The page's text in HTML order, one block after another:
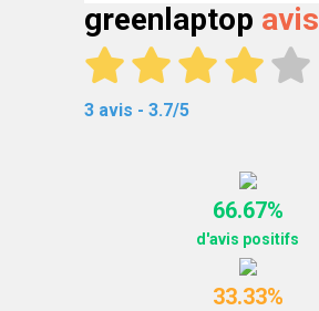
greenlaptop avis
3 avis - 3.7/5
66.67%
d'avis positifs
33.33%